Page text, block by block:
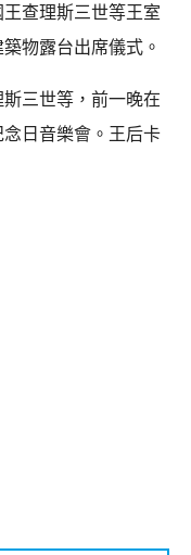
查理斯三世等王室
物露台出席儀式。
三世等，前一晚在
日音樂會。王后卡